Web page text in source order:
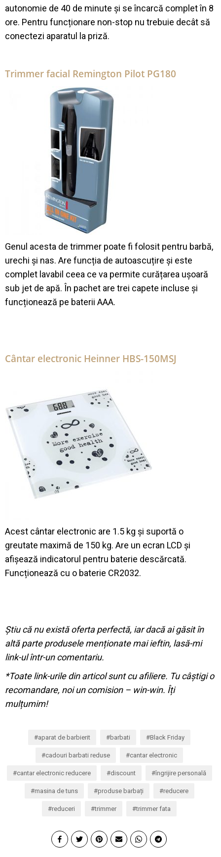
autonomie de 40 de minute și se încarcă complet în 8
ore. Pentru funcționare non-stop nu trebuie decât să
conectezi aparatul la priză.
Trimmer facial Remington Pilot PG180
Genul acesta de trimmer poate fi folosit pentru barbă,
urechi și nas. Are funcția de autoascuțire și este
complet lavabil ceea ce va permite curățarea ușoară
sub jet de apă. În pachet are trei capete incluse și
funcționează pe baterii AAA.
Cântar electronic Heinner HBS-150MSJ
Acest cântar electronic are 1.5 kg și suportă o
greutate maximă de 150 kg. Are un ecran LCD și
afișează indicatorul pentru baterie descărcată.
Funcționează cu o baterie CR2032.
Știu că nu există oferta perfectă, iar dacă ai găsit în
altă parte produsele menționate mai ieftin, lasă-mi
link-ul într-un comentariu.
*Toate link-urile din articol sunt cu afiliere. Tu câștigi o
recomandare, noi un comision – win-win. Îți
mulțumim!
aparat de barbierit barbati Black Friday
cadouri barbati reduse cantar electronic
cantar electronic reducere discount îngrijire personală
masina de tuns produse barbați reducere
reduceri trimmer trimmer fata